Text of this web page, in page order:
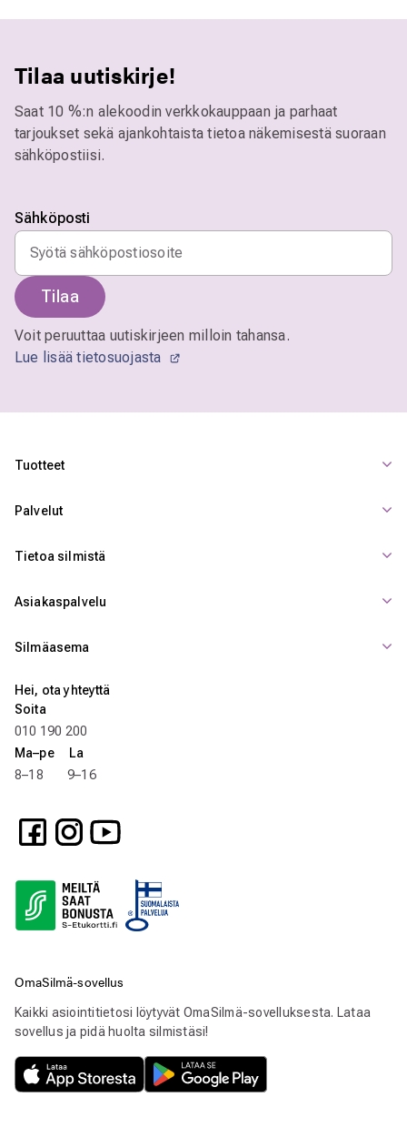
Tilaa uutiskirje!
Saat 10 %:n alekoodin verkkokauppaan ja parhaat
tarjoukset sekä ajankohtaista tietoa näkemisestä suoraan
sähköpostiisi.
Sähköposti
Tilaa
Voit peruuttaa uutiskirjeen milloin tahansa.
Lue lisää tietosuojasta
Tuotteet
Palvelut
Tietoa silmistä
Asiakaspalvelu
Silmäasema
Hei, ota yhteyttä
Soita
010 190 200
Ma–pe La
8–18 9–16
OmaSilmä-sovellus
Kaikki asiointitietosi löytyvät OmaSilmä-sovelluksesta. Lataa
sovellus ja pidä huolta silmistäsi!